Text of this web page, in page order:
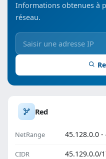
Informations obtenues à
réseau.
Red
NetRange 45.128.0.0 -
CIDR
45.129.0.0/